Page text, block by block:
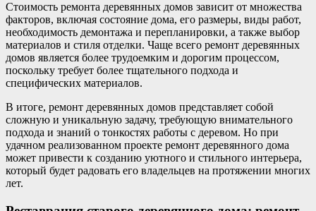
Стоимость ремонта деревянных домов зависит от множества
факторов, включая состояние дома, его размеры, виды работ,
необходимость демонтажа и перепланировки, а также выбор
материалов и стиля отделки. Чаще всего ремонт деревянных
домов является более трудоемким и дорогим процессом,
поскольку требует более тщательного подхода и
специфических материалов.
В итоге, ремонт деревянных домов представляет собой
сложную и уникальную задачу, требующую внимательного
подхода и знаний о тонкостях работы с деревом. Но при
удачном реализованном проекте ремонт деревянного дома
может привести к созданию уютного и стильного интерьера,
который будет радовать его владельцев на протяжении многих
лет.